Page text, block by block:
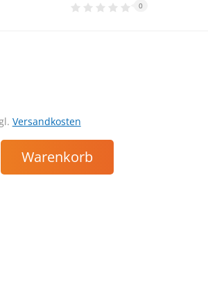
0
Versandkosten
Warenkorb